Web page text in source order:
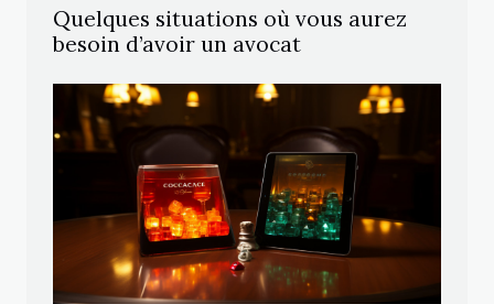
Quelques situations où vous aurez
besoin d’avoir un avocat